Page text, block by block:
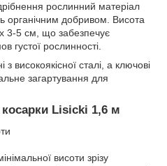
рослинний матеріал
органічним добривом. Висота
3-5 см, що забезпечує
густої рослинності.
з високоякісної сталі, а ключові
загартування для
косарки Lisicki 1,6 м
висоти зрізу